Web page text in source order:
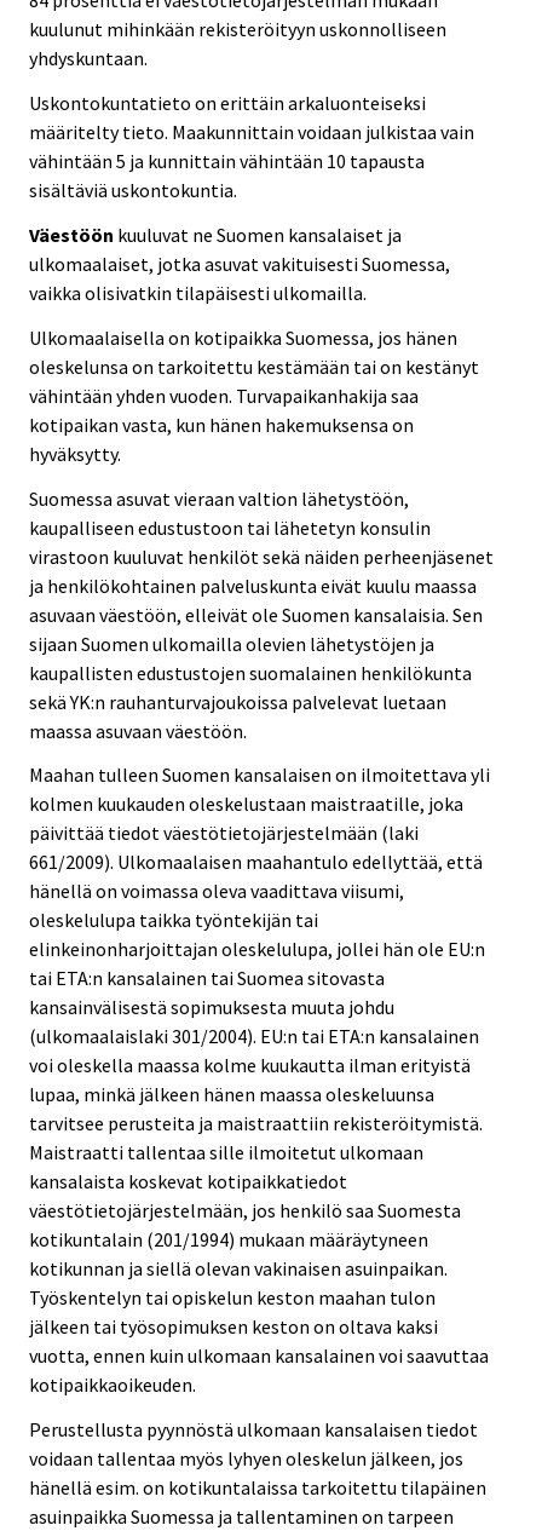
kuulunut mihinkään rekisteröityyn uskonnolliseen
yhdyskuntaan.
Uskontokuntatieto on erittäin arkaluonteiseksi
määritelty tieto. Maakunnittain voidaan julkistaa vain
vähintään 5 ja kunnittain vähintään 10 tapausta
sisältäviä uskontokuntia.
Väestöön kuuluvat ne Suomen kansalaiset ja
ulkomaalaiset, jotka asuvat vakituisesti Suomessa,
vaikka olisivatkin tilapäisesti ulkomailla.
Ulkomaalaisella on kotipaikka Suomessa, jos hänen
oleskelunsa on tarkoitettu kestämään tai on kestänyt
vähintään yhden vuoden. Turvapaikanhakija saa
kotipaikan vasta, kun hänen hakemuksensa on
hyväksytty.
Suomessa asuvat vieraan valtion lähetystöön,
kaupalliseen edustustoon tai lähetetyn konsulin
virastoon kuuluvat henkilöt sekä näiden perheenjäsenet
ja henkilökohtainen palveluskunta eivät kuulu maassa
asuvaan väestöön, elleivät ole Suomen kansalaisia. Sen
sijaan Suomen ulkomailla olevien lähetystöjen ja
kaupallisten edustustojen suomalainen henkilökunta
sekä YK:n rauhanturvajoukoissa palvelevat luetaan
maassa asuvaan väestöön.
Maahan tulleen Suomen kansalaisen on ilmoitettava yli
kolmen kuukauden oleskelustaan maistraatille, joka
päivittää tiedot väestötietojärjestelmään (laki
661/2009). Ulkomaalaisen maahantulo edellyttää, että
hänellä on voimassa oleva vaadittava viisumi,
oleskelulupa taikka työntekijän tai
elinkeinonharjoittajan oleskelulupa, jollei hän ole EU:n
tai ETA:n kansalainen tai Suomea sitovasta
kansainvälisestä sopimuksesta muuta johdu
(ulkomaalaislaki 301/2004). EU:n tai ETA:n kansalainen
voi oleskella maassa kolme kuukautta ilman erityistä
lupaa, minkä jälkeen hänen maassa oleskeluunsa
tarvitsee perusteita ja maistraattiin rekisteröitymistä.
Maistraatti tallentaa sille ilmoitetut ulkomaan
kansalaista koskevat kotipaikkatiedot
väestötietojärjestelmään, jos henkilö saa Suomesta
kotikuntalain (201/1994) mukaan määräytyneen
kotikunnan ja siellä olevan vakinaisen asuinpaikan.
Työskentelyn tai opiskelun keston maahan tulon
jälkeen tai työsopimuksen keston on oltava kaksi
vuotta, ennen kuin ulkomaan kansalainen voi saavuttaa
kotipaikkaoikeuden.
Perustellusta pyynnöstä ulkomaan kansalaisen tiedot
voidaan tallentaa myös lyhyen oleskelun jälkeen, jos
hänellä esim. on kotikuntalaissa tarkoitettu tilapäinen
asuinpaikka Suomessa ja tallentaminen on tarpeen